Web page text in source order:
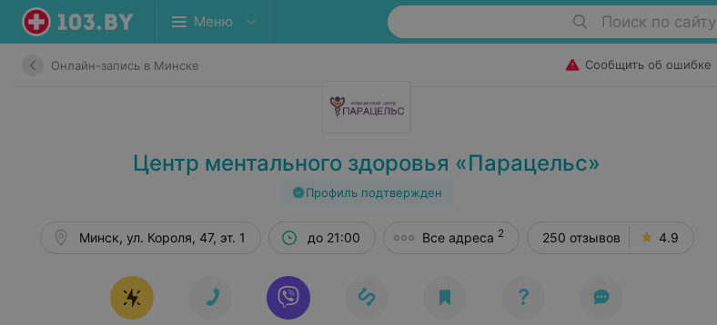
Меню Поиск по сайту
Онлайн-запись в Минске Сообщить об ошибке
Центр ментального здоровья «Парацельс»
Профиль подтвержден
Минск, ул. Короля, 47, эт. 1 до 21:00 Все адреса 2 250 отзывов 4.9